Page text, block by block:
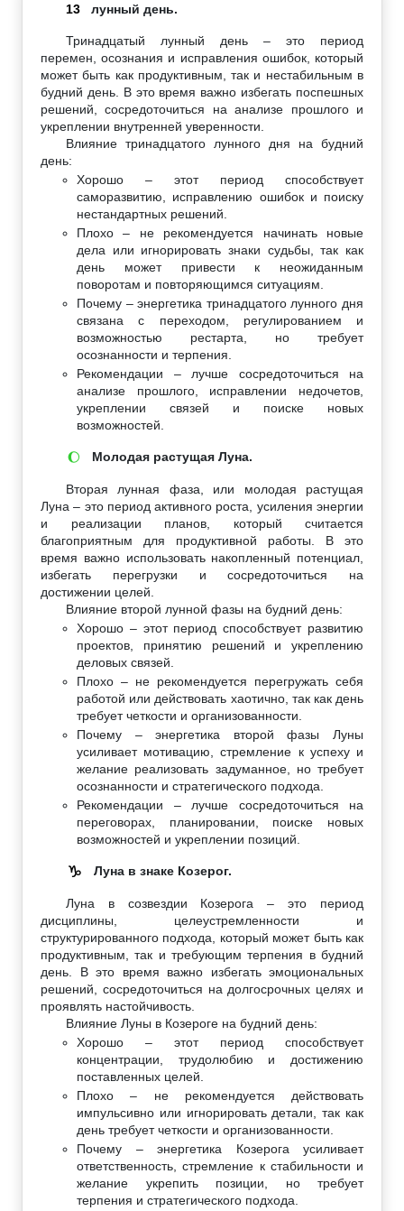
13 лунный день.
Тринадцатый лунный день – это период
перемен, осознания и исправления ошибок, который
может быть как продуктивным, так и нестабильным в
будний день. В это время важно избегать поспешных
решений, сосредоточиться на анализе прошлого и
укреплении внутренней уверенности.
Влияние тринадцатого лунного дня на будний
день:
Хорошо – этот период способствует
саморазвитию, исправлению ошибок и поиску
нестандартных решений.
Плохо – не рекомендуется начинать новые
дела или игнорировать знаки судьбы, так как
день может привести к неожиданным
поворотам и повторяющимся ситуациям.
Почему – энергетика тринадцатого лунного дня
связана с переходом, регулированием и
возможностью рестарта, но требует
осознанности и терпения.
Рекомендации – лучше сосредоточиться на
анализе прошлого, исправлении недочетов,
укреплении связей и поиске новых
возможностей.
🌔 Молодая растущая Луна.
Вторая лунная фаза, или молодая растущая
Луна – это период активного роста, усиления энергии
и реализации планов, который считается
благоприятным для продуктивной работы. В это
время важно использовать накопленный потенциал,
избегать перегрузки и сосредоточиться на
достижении целей.
Влияние второй лунной фазы на будний день:
Хорошо – этот период способствует развитию
проектов, принятию решений и укреплению
деловых связей.
Плохо – не рекомендуется перегружать себя
работой или действовать хаотично, так как день
требует четкости и организованности.
Почему – энергетика второй фазы Луны
усиливает мотивацию, стремление к успеху и
желание реализовать задуманное, но требует
осознанности и стратегического подхода.
Рекомендации – лучше сосредоточиться на
переговорах, планировании, поиске новых
возможностей и укреплении позиций.
♑ Луна в знаке Козерог.
Луна в созвездии Козерога – это период
дисциплины, целеустремленности и
структурированного подхода, который может быть как
продуктивным, так и требующим терпения в будний
день. В это время важно избегать эмоциональных
решений, сосредоточиться на долгосрочных целях и
проявлять настойчивость.
Влияние Луны в Козероге на будний день:
Хорошо – этот период способствует
концентрации, трудолюбию и достижению
поставленных целей.
Плохо – не рекомендуется действовать
импульсивно или игнорировать детали, так как
день требует четкости и организованности.
Почему – энергетика Козерога усиливает
ответственность, стремление к стабильности и
желание укрепить позиции, но требует
терпения и стратегического подхода.